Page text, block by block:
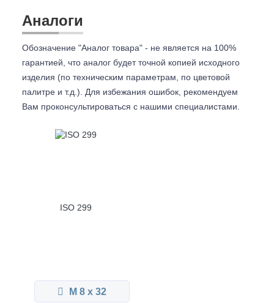
Аналоги
Обозначение "Аналог товара" - не является на 100%
гарантией, что аналог будет точной копией исходного
изделия (по техническим параметрам, по цветовой
палитре и т.д.). Для избежания ошибок, рекомендуем
Вам проконсультироваться с нашими специалистами.
ISO 299
М 8 x 32